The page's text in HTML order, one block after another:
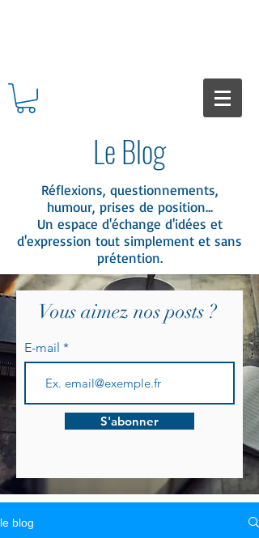
Le Blog
Réflexions, questionnements,
humour, prises de position...
Un espace d'échange d'idées et
d'expression tout simplement et sans
prétention.
Vous aimez nos posts ?
E-mail
S'abonner
le blog